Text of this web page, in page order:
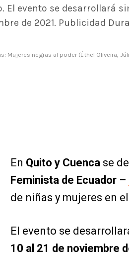
El evento se desarrollará
de 2021. Publicidad
Mujeres negras al poder (Éthel Oliveira,
En Quito y Cuenca se
Feminista de Ecuador –
de niñas y mujeres en
El evento se
10 al 21 de noviembre